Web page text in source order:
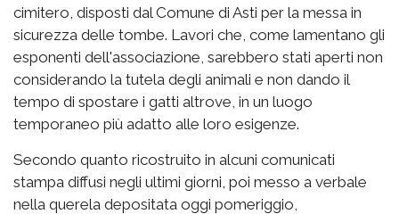
cimitero, disposti dal Comune di Asti per la messa in
sicurezza delle tombe. Lavori che, come lamentano gli
esponenti dell'associazione, sarebbero stati aperti non
considerando la tutela degli animali e non dando il
tempo di spostare i gatti altrove, in un luogo
temporaneo più adatto alle loro esigenze.
Secondo quanto ricostruito in alcuni comunicati
stampa diffusi negli ultimi giorni, poi messo a verbale
nella querela depositata oggi pomeriggio,